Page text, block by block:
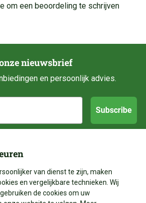
om een beoordeling te schrijven
nieuwsbrief
en persoonlijk advies.
Subscribe
van dienst te zijn, maken
en vergelijkbare technieken. Wij
de cookies om uw